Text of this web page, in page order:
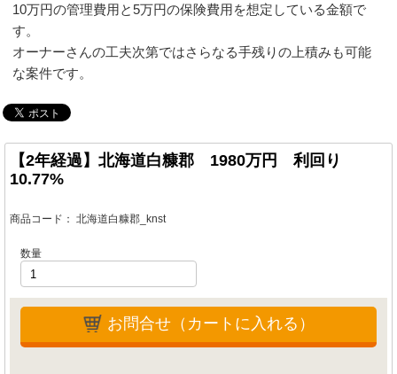
10万円の管理費用と5万円の保険費用を想定している金額で
す。
オーナーさんの工夫次第ではさらなる手残りの上積みも可能
な案件です。
【2年経過】北海道白糠郡 1980万円 利回り
10.77%
商品コード： 北海道白糠郡_knst
数量
お問合せ（カートに入れる）